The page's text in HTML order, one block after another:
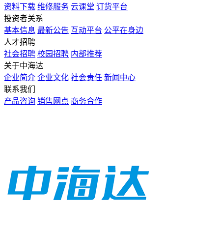
资料下载 维修服务 云课堂 订货平台
投资者关系
基本信息 最新公告 互动平台 公平在身边
人才招聘
社会招聘 校园招聘 内部推荐
关于中海达
企业简介 企业文化 社会责任 新闻中心
联系我们
产品咨询 销售网点 商务合作